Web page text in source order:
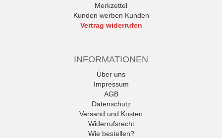
Merkzettel
Kunden werben Kunden
Vertrag widerrufen
INFORMATIONEN
Über uns
Impressum
AGB
Datenschutz
Versand und Kosten
Widerrufsrecht
Wie bestellen?